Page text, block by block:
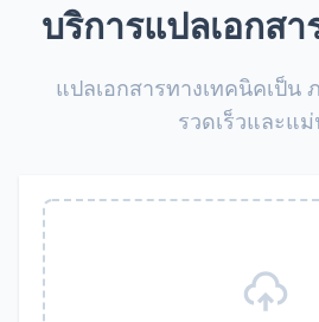
บริการแปลเอกส
แปลเอกสารทางเทคนิคเป็น
รวดเร็วและแ